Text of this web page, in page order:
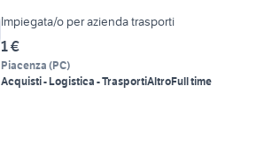
Impiegata/o per azienda trasporti
1 €
Piacenza (PC)
Acquisti - Logistica - TrasportiAltroFull time